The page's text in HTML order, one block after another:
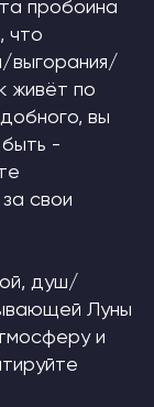
пробоина
что
выгорания/
живёт по
вы
-
свои
душ/
Луны
и